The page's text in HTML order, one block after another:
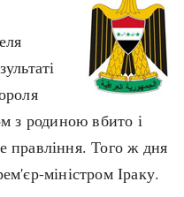
з родиною вбито і
правління. Того ж дня
міністром Іраку.